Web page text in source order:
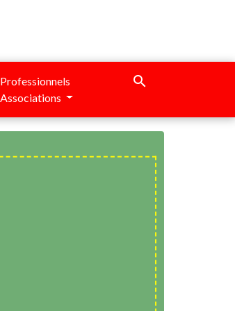
Professionnels
Associations
search